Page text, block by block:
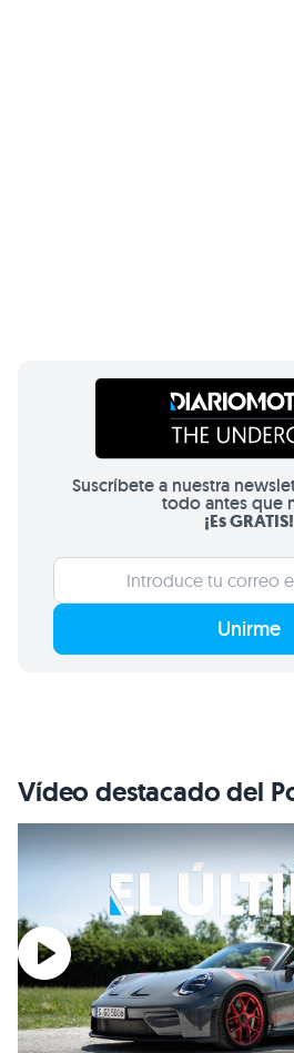
Suscríbete a nuestra
todo antes que
¡Es GRATIS!
Unirme
Vídeo destacado del